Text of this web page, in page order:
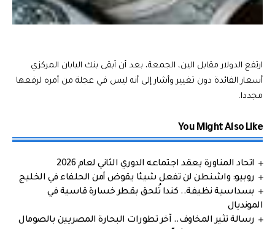
ارتفع الدولار مقابل الين، الجمعة، بعد أن أبقى بنك اليابان المركزي
أسعار الفائدة دون تغيير وأشار إلى أنه ليس في عجلة من أمره لرفعها
مجددا.
You Might Also Like
اتحاد المناورة يعقد اجتماعه الدوري الثاني لعام 2026
روبيو: واشنطن لن تفعل شيئا يقوض أمن الحلفاء في الخليج
بسداسية نظيفة.. كندا تُلحق بقطر خسارة قاسية في
المونديال
رسالة تثير المخاوف.. آخر تطورات البحارة المصريين بالصومال